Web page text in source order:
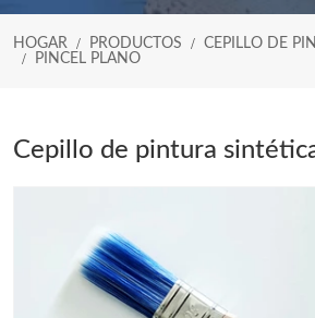
HOGAR PRODUCTOS
CEPILLO DE
PINCEL PLANO
Cepillo de pintura